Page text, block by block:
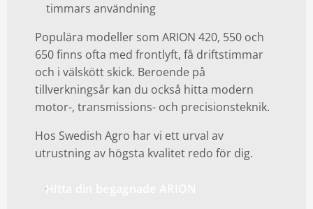
timmars användning
Populära modeller som ARION 420, 550 och
650 finns ofta med frontlyft, få driftstimmar
och i välskött skick. Beroende på
tillverkningsår kan du också hitta modern
motor-, transmissions- och precisionsteknik.
Hos Swedish Agro har vi ett urval av
utrustning av högsta kvalitet redo för dig.
Hitta din begagnade ARION